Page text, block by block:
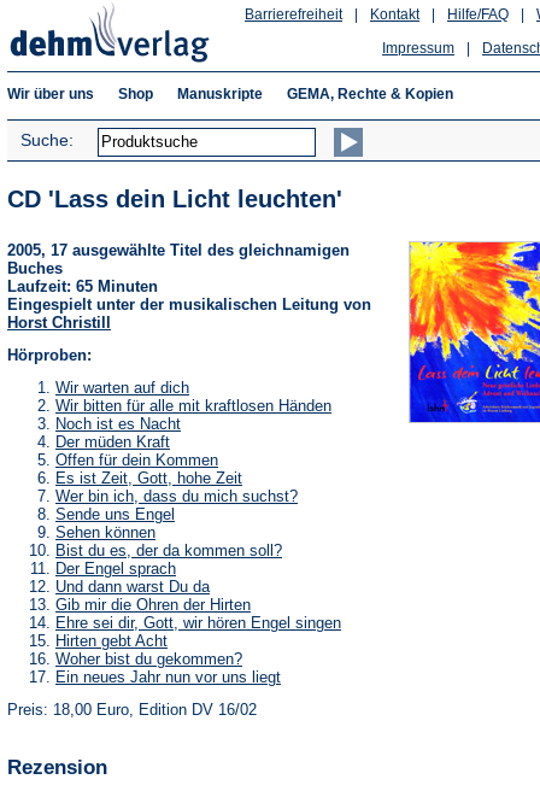
Hilfe/FAQ
Kontakt
Barrierefreiheit
Impressum
Wir über uns Shop Manuskripte GEMA, Rechte & Kopien
Suche:
CD 'Lass dein Licht leuchten'
2005, 17 ausgewählte Titel des gleichnamigen
Buches
Laufzeit: 65 Minuten
Eingespielt unter der musikalischen Leitung von
Horst Christill
Hörproben:
Wir warten auf dich(Öffnet
in
Tab)
Wir bitten für alle mit kraftlosen Händen(Öffnet
Noch ist es Nacht(Öffnet
einem
neuen
Tab)
Der müden Kraft(Öffnet
in
einem
neuen
Tab)
Offen für dein Kommen(Öffnet
in
einem
neuen
Es ist Zeit, Gott, hohe Zeit(Öffnet
in
Tab)
Wer bin ich, dass du mich suchst?(Öffnet
Sende uns Engel
einem
neuen
Tab)
Sehen können(Öffnet
in
einem
neuen
Tab)
Bist du es, der da kommen soll?(Öffnet
Tab)
Der Engel sprach(Öffnet
in
einem
neuen
Tab)
Und dann warst Du da(Öffnet
in
einem
neuen
Tab)
Gib mir die Ohren der Hirten(Öffnet
in
einem
Tab)
Ehre sei dir, Gott, wir hören Engel singen(Öffnet
Hirten gebt Acht(Öffnet
in
einem
neuen
Tab)
Woher bist du gekommen?(Öffnet
in
einem
neuen
Ein neues Jahr nun vor uns liegt(Öffnet
Preis: 18,00 Euro, Edition DV 16/02
Rezension